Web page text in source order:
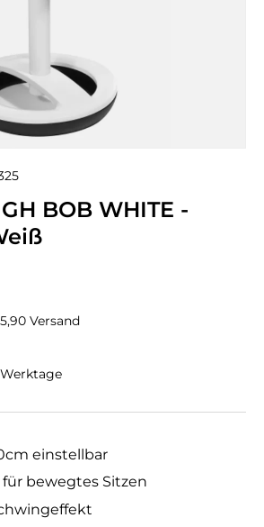
BOB WHITE -
Versand
einstellbar
bewegtes Sitzen